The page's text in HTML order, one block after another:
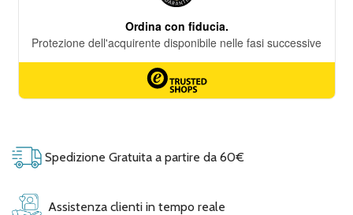
Spedizione Gratuita a partire da 60€
Assistenza clienti in tempo reale